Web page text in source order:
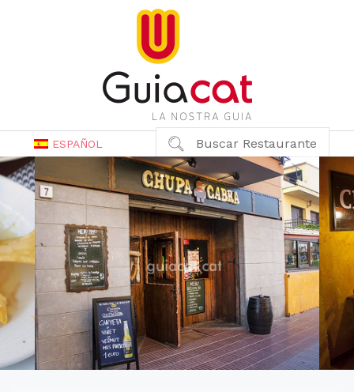
ESPAÑOL Buscar Restaurante